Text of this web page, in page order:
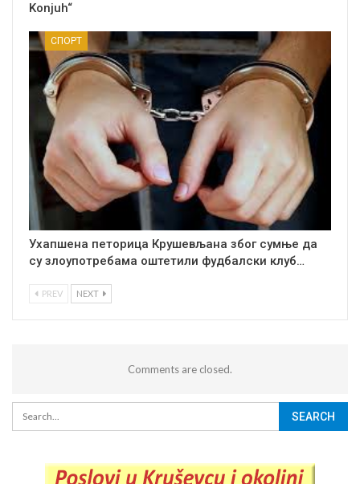
Konjuh“
СПОРТ
Ухапшена петорица Крушевљана због сумње да
су злоупотребама оштетили фудбалски клуб…
PREV NEXT
Comments are closed.